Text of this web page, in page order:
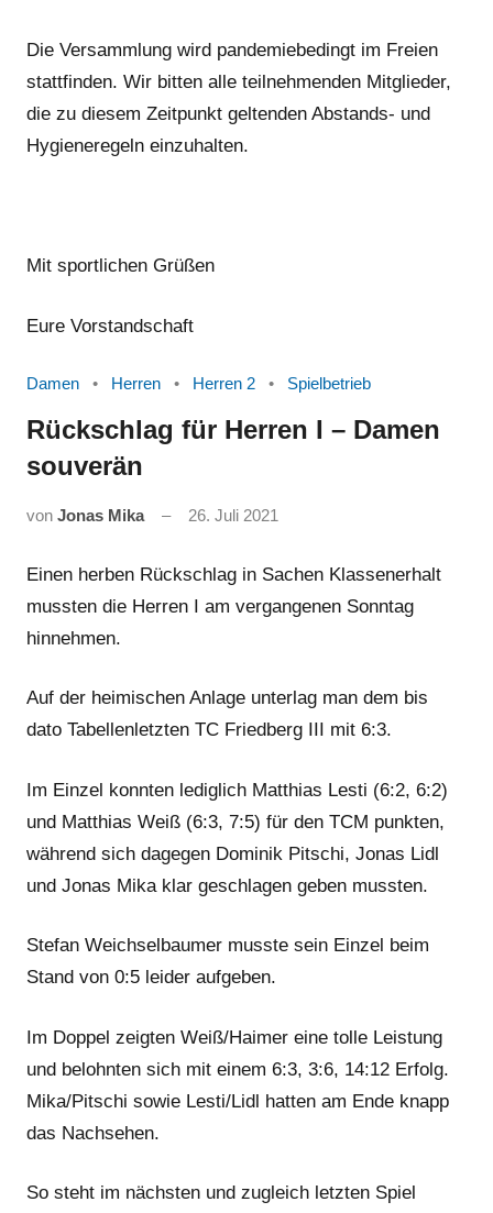
Die Versammlung wird pandemiebedingt im Freien
stattfinden. Wir bitten alle teilnehmenden Mitglieder,
die zu diesem Zeitpunkt geltenden Abstands- und
Hygieneregeln einzuhalten.
Mit sportlichen Grüßen
Eure Vorstandschaft
Damen Herren Herren 2 Spielbetrieb
Rückschlag für Herren I – Damen
souverän
von Jonas Mika 26. Juli 2021
Einen herben Rückschlag in Sachen Klassenerhalt
mussten die Herren I am vergangenen Sonntag
hinnehmen.
Auf der heimischen Anlage unterlag man dem bis
dato Tabellenletzten TC Friedberg III mit 6:3.
Im Einzel konnten lediglich Matthias Lesti (6:2, 6:2)
und Matthias Weiß (6:3, 7:5) für den TCM punkten,
während sich dagegen Dominik Pitschi, Jonas Lidl
und Jonas Mika klar geschlagen geben mussten.
Stefan Weichselbaumer musste sein Einzel beim
Stand von 0:5 leider aufgeben.
Im Doppel zeigten Weiß/Haimer eine tolle Leistung
und belohnten sich mit einem 6:3, 3:6, 14:12 Erfolg.
Mika/Pitschi sowie Lesti/Lidl hatten am Ende knapp
das Nachsehen.
So steht im nächsten und zugleich letzten Spiel